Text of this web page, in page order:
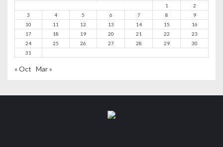
1
2
3
4 5 6 7 8
9
10
11 12 13 14 15
16
17
18 19 20 21 22
23
24
25 26 27 28 29
30
31
« Oct Mar »